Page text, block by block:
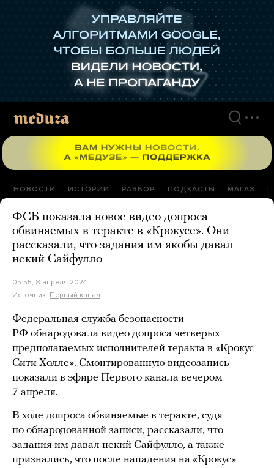
НОВОСТИ ИСТОРИИ РАЗБОР ПОДКАСТЫ МАГАЗ
ФСБ показала новое видео допроса
обвиняемых в теракте в «Крокусе». Они
рассказали, что задания им якобы давал
некий Сайфулло
05:55, 8 апреля 2024
Источник: Первый канал
Федеральная служба безопасности
РФ обнародовала видео допроса четверых
предполагаемых исполнителей теракта в «Крокус
Сити Холле». Смонтированную видеозапись
показали в эфире Первого канала вечером
7 апреля.
В ходе допроса обвиняемые в теракте, судя
по обнародованной записи, рассказали, что
задания им давал некий Сайфулло, а также
признались, что после нападения на «Крокус»